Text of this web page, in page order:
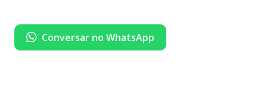
Conversar no WhatsApp